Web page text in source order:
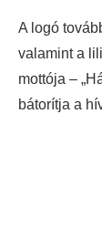
A logó
valamint a
mottója –
bátorítja a